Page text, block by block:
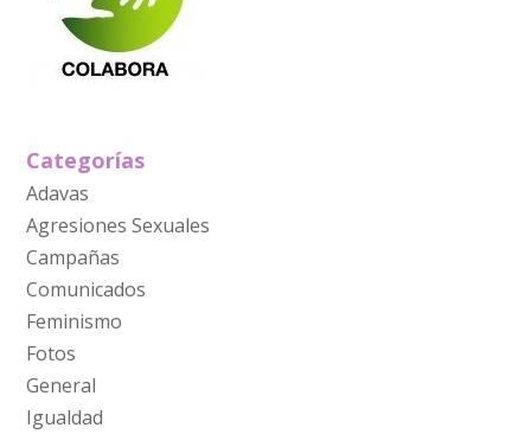
Categorías
Adavas
Agresiones Sexuales
Campañas
Comunicados
Feminismo
Fotos
General
Igualdad